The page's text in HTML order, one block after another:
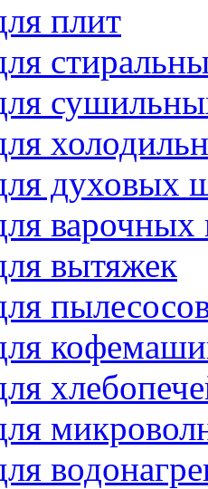
плит
духовых
варочных
вытяжек